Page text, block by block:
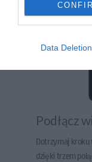
Data Deletion
W naszym
Podłącz
Dotrzymaj
dzięki trzem